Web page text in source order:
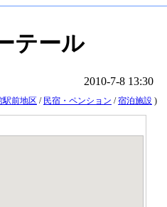
テール
2010-7-8 13:30
駅前地区 / 民宿・ペンション /宿泊施設 )